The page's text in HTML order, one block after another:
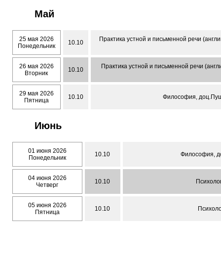
Май
25 мая 2026
Понедельник
10.10 Практика устной и письменной речи
26 мая 2026
Вторник
10.10 Практика устной и письменной речи
29 мая 2026
Пятница
10.10 Философия,
Июнь
01 июня 2026
Понедельник
10.10 Философия,
04 июня 2026
Четверг
10.10
05 июня 2026
Пятница
10.10